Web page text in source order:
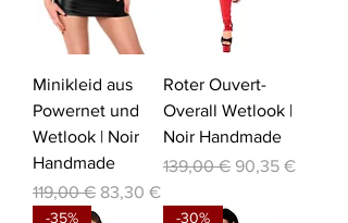
Minikleid aus
Powernet und
Wetlook | Noir
Handmade
Standardpreis
119,00 € Sale-Preis
83,30 €
Roter Ouvert-
Overall Wetlook |
Noir Handmade
Standardpreis
139,00 € Sale-Preis
90,35 €
-35% -30%